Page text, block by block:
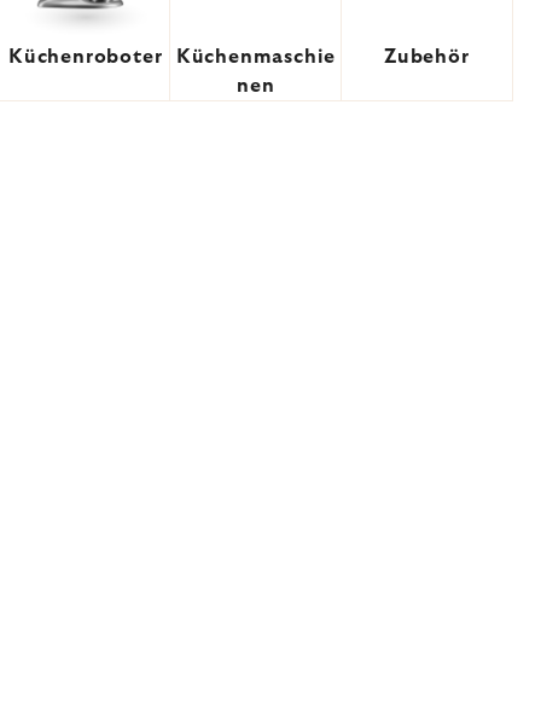
Küchenroboter
Küchenmaschie
nen
Zubehör